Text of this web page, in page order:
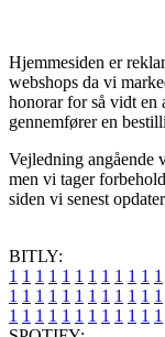
Hjemmesiden er
webshops da vi
honorar for så vidt en
gennemfører en
Vejledning angående
men vi tager
siden vi senest
BITLY:
1 1 1 1 1 1 1 1 1 1 1 1
1 1 1 1 1 1 1 1 1 1 1 1
1 1 1 1 1 1 1 1 1 1 1 1